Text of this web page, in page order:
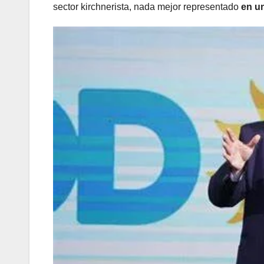
sector kirchnerista, nada mejor representado en